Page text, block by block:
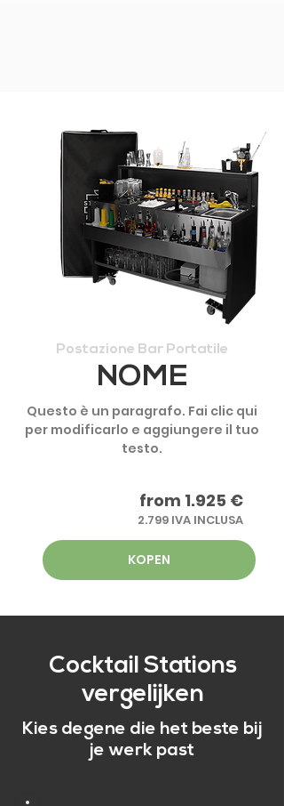
Postazione Bar Portatile
NOME
Questo è un paragrafo. Fai clic qui
per modificarlo e aggiungere il tuo
testo.
from 1.925 €
2.799 IVA INCLUSA
KOPEN
Cocktail Stations
vergelijken
Kies degene die het beste bij
je werk past